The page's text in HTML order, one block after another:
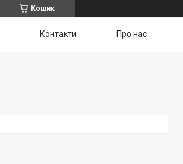
Кошик
Контакти Про нас